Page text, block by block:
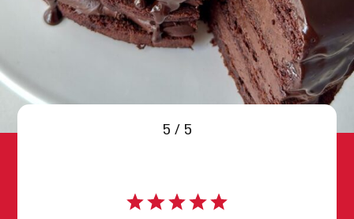
5 / 5